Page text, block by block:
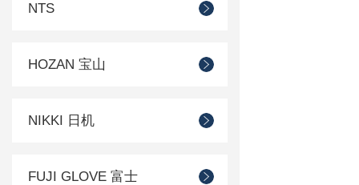
NTS
HOZAN 宝山
NIKKI 日机
FUJI GLOVE 富士